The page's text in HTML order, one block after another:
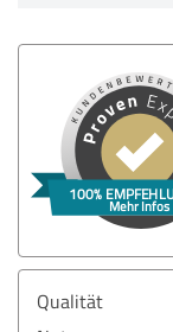
Qualität